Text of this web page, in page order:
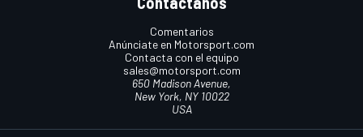
Comentarios
Anúnciate en Motorsport.com
Contacta con el equipo
sales@motorsport.com
650 Madison Avenue,
New York, NY 10022
USA